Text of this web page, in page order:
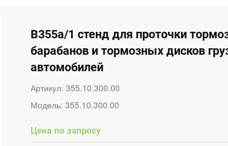
B355а/1 стенд для проточки
барабанов и тормозных дисков
автомобилей
Артикул:355.10.300.00
Модель:355.10.300.00
Цена по запросу